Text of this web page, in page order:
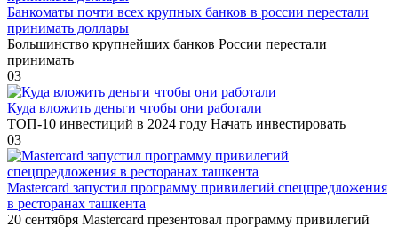
Банкоматы почти всех крупных банков в россии перестали
принимать доллары
Большинство крупнейших банков России перестали
принимать
03
Куда вложить деньги чтобы они работали
ТОП-10 инвестиций в 2024 году Начать инвестировать
03
Mastercard запустил программу привилегий спецпредложения
в ресторанах ташкента
20 сентября Mastercard презентовал программу привилегий